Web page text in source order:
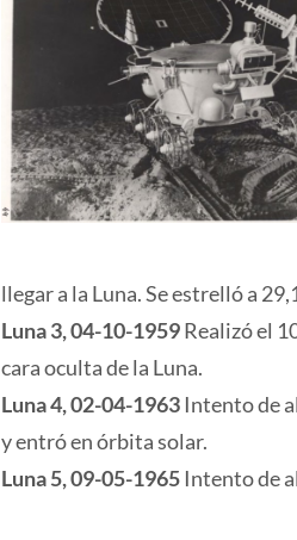
llegar a la Luna. Se estrelló a
Luna 3, 04-10-1959Realizó el
cara oculta de la Luna.
Luna 4, 02-04-1963 Intento de
y entró en órbita solar.
Luna 5, 09-05-1965 Intento de